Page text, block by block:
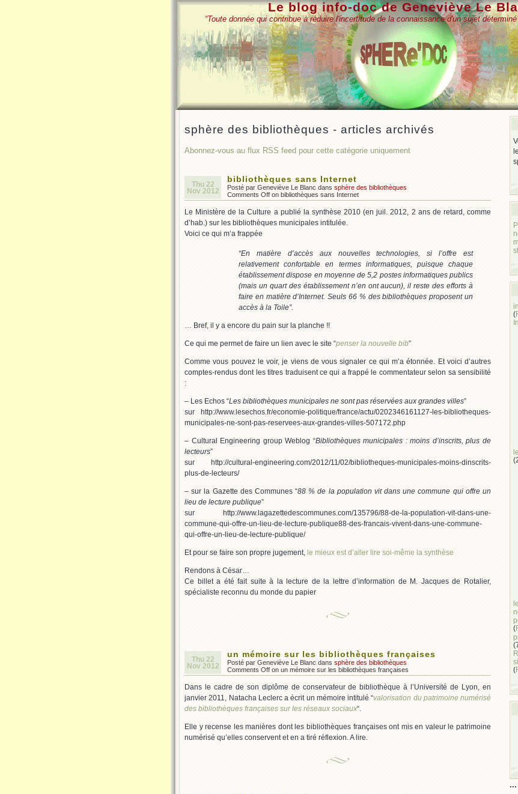
Le blog info-doc de Geneviève Le
“Toute donnée qui contribue à réduire l'incertitude de la connaissance d'un sujet
sphère des bibliothèques - articles archivés
Abonnez-vous au flux RSS feed pour cette catégorie uniquement
Thu 22
Nov 2012
bibliothèques sans Internet
Posté par Geneviève Le Blanc dans sphère des bibliothèques
Comments Off on bibliothèques sans Internet
Le Ministère de la Culture a publié la synthèse 2010 (en juil. 2012, 2 ans de retard, comme
d’hab.) sur les bibliothèques municipales intitulée.
Voici ce qui m’a frappée
“En matière d’accès aux nouvelles technologies, si l’offre est
relativement confortable en termes informatiques, puisque chaque
établissement dispose en moyenne de 5,2 postes informatiques publics
(mais un quart des établissement n’en ont aucun), il reste des efforts à
faire en matière d’Internet. Seuls 66 % des bibliothèques proposent un
accès à la Toile”.
… Bref, il y a encore du pain sur la planche !!
Ce qui me permet de faire un lien avec le site “penser la nouvelle bib”
Comme vous pouvez le voir, je viens de vous signaler ce qui m’a étonnée. Et voici d’autres
comptes-rendus dont les titres traduisent ce qui a frappé le commentateur selon sa sensibilité
:
– Les Echos “Les bibliothèques municipales ne sont pas réservées aux grandes villes”
sur http://www.lesechos.fr/economie-politique/france/actu/0202346161127-les-bibliotheques-
municipales-ne-sont-pas-reservees-aux-grandes-villes-507172.php
– Cultural Engineering group Weblog “Bibliothèques municipales : moins d’inscrits, plus de
lecteurs”
sur http://cultural-engineering.com/2012/11/02/bibliotheques-municipales-moins-dinscrits-
plus-de-lecteurs/
– sur la Gazette des Communes “88 % de la population vit dans une commune qui offre un
lieu de lecture publique”
sur http://www.lagazettedescommunes.com/135796/88-de-la-population-vit-dans-une-
commune-qui-offre-un-lieu-de-lecture-publique88-des-francais-vivent-dans-une-commune-
qui-offre-un-lieu-de-lecture-publique/
Et pour se faire son propre jugement, le mieux est d’aller lire soi-même la synthèse
Rendons à César…
Ce billet a été fait suite à la lecture de la lettre d’information de M. Jacques de Rotalier,
spécialiste reconnu du monde du papier
Thu 22
Nov 2012
un mémoire sur les bibliothèques françaises
Posté par Geneviève Le Blanc dans sphère des bibliothèques
Comments Off on un mémoire sur les bibliothèques françaises
Dans le cadre de son diplôme de conservateur de bibliothèque à l’Université de Lyon, en
janvier 2011, Natacha Leclerc a écrit un mémoire intitulé “valorisation du patrimoine numérisé
des bibliothèques françaises sur les réseaux sociaux“.
Elle y recense les manières dont les bibliothèques françaises ont mis en valeur le patrimoine
numérisé qu’elles conservent et en a tiré réflexion. A lire.
(
(
(
...